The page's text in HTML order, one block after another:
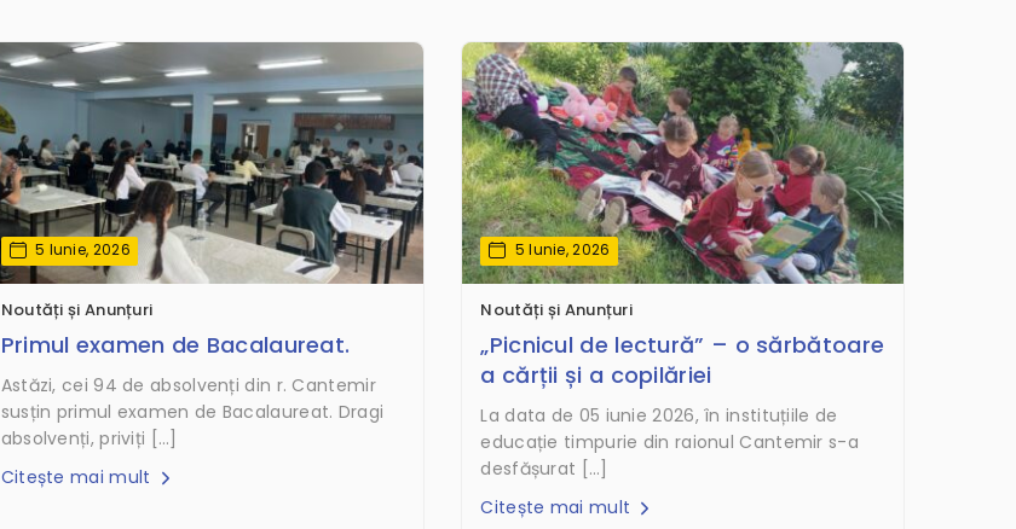
5 Iunie, 2026
Noutăți și Anunțuri
Primul examen de Bacalaureat.
Astăzi, cei 94 de absolvenți din r. Cantemir
susțin primul examen de Bacalaureat. Dragi
absolvenți, priviți […]
Citește mai mult
5 Iunie, 2026
Noutăți și Anunțuri
„Picnicul de lectură” – o sărbătoare
a cărții și a copilăriei
La data de 05 iunie 2026, în instituțiile de
educație timpurie din raionul Cantemir s-a
desfășurat […]
Citește mai mult